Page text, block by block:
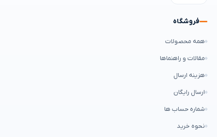
فروشگاه
همه محصولات
مقالات و راهنماها
هزینه ارسال
ارسال رایگان
شماره حساب ها
نحوه خرید